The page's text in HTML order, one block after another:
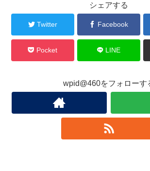
シェアする
Twitter Facebook
Pocket LINE
wpid@460をフォローす